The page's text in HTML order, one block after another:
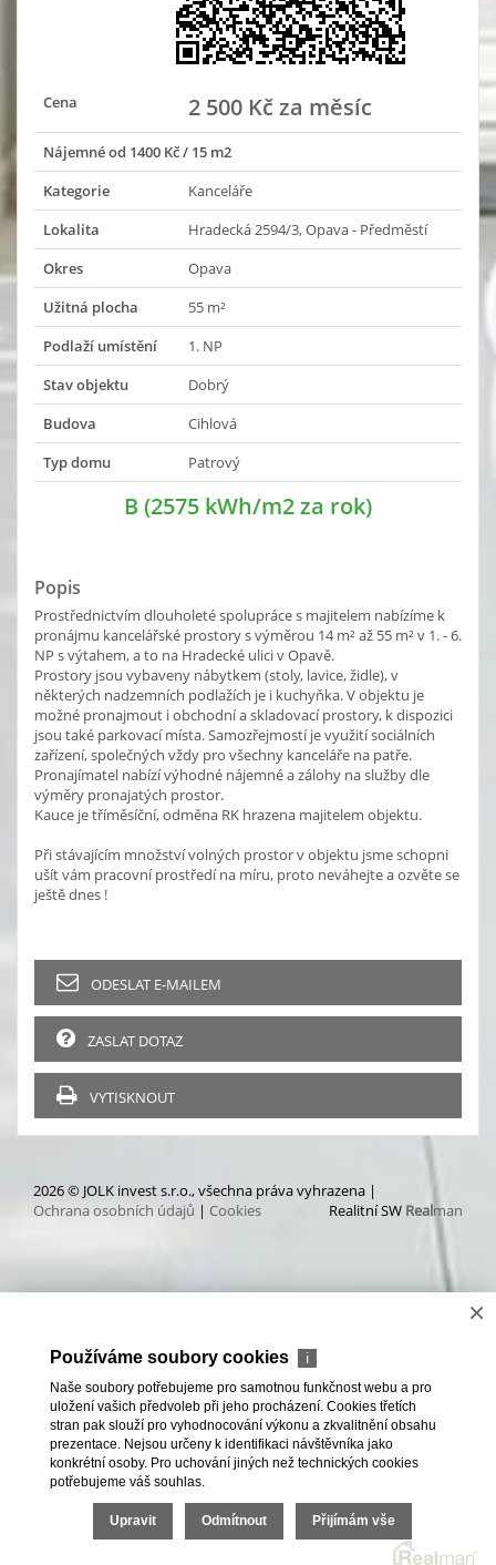
Cena 2 500 Kč za měsíc
Nájemné od 1400 Kč / 15 m2
Kategorie
Kanceláře
Lokalita
Hradecká 2594/3, Opava - Předměstí
Okres
Opava
Užitná plocha
55 m²
Podlaží umístění
1. NP
Stav objektu
Dobrý
Budova
Cihlová
Typ domu
Patrový
B (2575 kWh/m2 za rok)
Popis
Prostřednictvím dlouholeté spolupráce s majitelem nabízíme k
pronájmu kancelářské prostory s výměrou 14 m² až 55 m² v 1. - 6.
NP s výtahem, a to na Hradecké ulici v Opavě.
Prostory jsou vybaveny nábytkem (stoly, lavice, židle), v
některých nadzemních podlažích je i kuchyňka. V objektu je
možné pronajmout i obchodní a skladovací prostory, k dispozici
jsou také parkovací místa. Samozřejmostí je využití sociálních
zařízení, společných vždy pro všechny kanceláře na patře.
Pronajímatel nabízí výhodné nájemné a zálohy na služby dle
výměry pronajatých prostor.
Kauce je tříměsíční, odměna RK hrazena majitelem objektu.
Při stávajícím množství volných prostor v objektu jsme schopni
ušít vám pracovní prostředí na míru, proto neváhejte a ozvěte se
ještě dnes !
ODESLAT E-MAILEM
ZASLAT DOTAZ
VYTISKNOUT
2026 © JOLK invest s.r.o., všechna práva vyhrazena |
Ochrana osobních údajů | Cookies Realitní SW Realman
×
Používáme soubory cookies ℹ
Naše soubory potřebujeme pro samotnou funkčnost webu a pro
uložení vašich předvoleb při jeho procházení. Cookies třetích
stran pak slouží pro vyhodnocování výkonu a zkvalitnění obsahu
prezentace. Nejsou určeny k identifikaci návštěvníka jako
konkrétní osoby. Pro uchování jiných než technických cookies
potřebujeme váš souhlas.
Upravit Odmítnout Přijímám vše